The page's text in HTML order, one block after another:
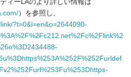
ィーLAのより詳しい情報は
）を参照し、
?t=0&l=en&o=2644090-